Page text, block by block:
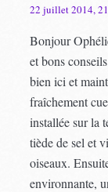
22 juillet 2014,
Bonjour
et bons
bien ici et
fraîchement
installée sur la
tiède de sel et
oiseaux.
environnante,